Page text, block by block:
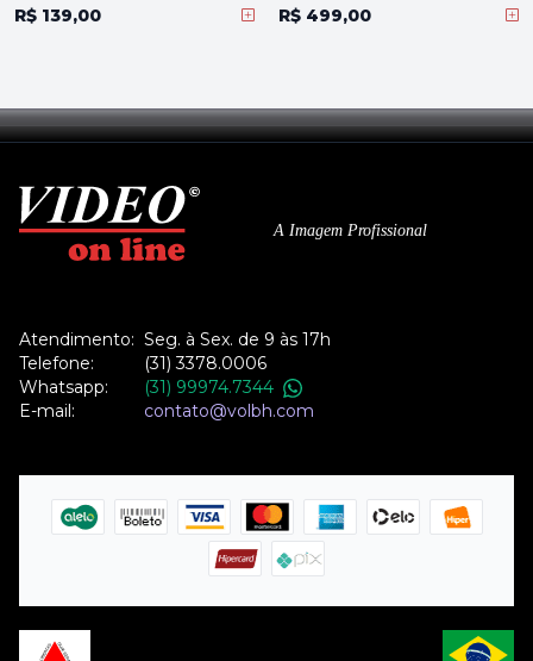
R$ 139,00
R$ 499,00
A Imagem Profissional
Atendimento: Seg. à Sex. de 9 às 17h
Telefone:
(31) 3378.0006
Whatsapp:
(31) 99974.7344
E-mail:
contato@volbh.com